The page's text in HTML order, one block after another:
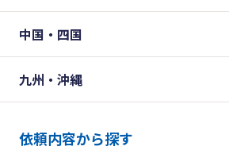
中国・四国
九州・沖縄
依頼内容から探す